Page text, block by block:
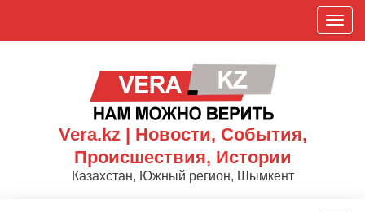
П
о
Vera.kz | Новости, События,
Происшествия, Истории
Казахстан, Южный регион, Шымкент